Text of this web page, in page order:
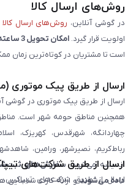
روش‌های ارسال کالا
در گوشی آنلاین، روش‌های ارسال کالا
اولویت قرار گیرد. امکان تحویل 3 ساعته
است تا مشتریان در کوتاه‌ترین زمان
ارسال از طریق پیک موتوری
همچنین مناطق حومه شهر است.
چهاردانگه، شهرقدس، کهریزک،
رباط‌کریم، نصیرشهر، ورامین،
اندیشه می‌شود. سفارش‌های
داده می‌شوندو ارائه کارت شناسایی
ارسال از طریق شرکت‌های
ارسال از طریق شرکت‌های